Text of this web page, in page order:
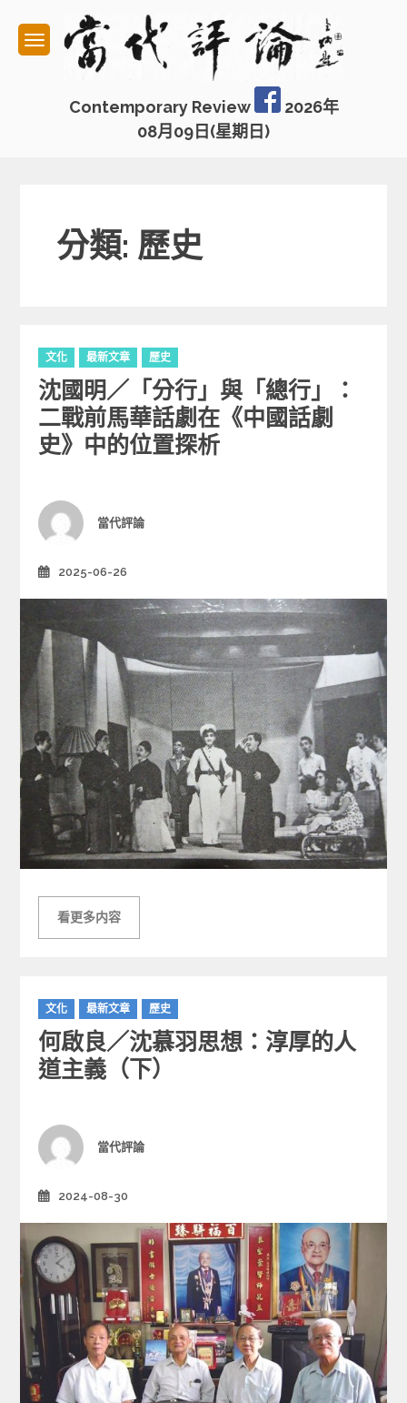
content
Contemporary Review
2026年
08月09日(星期日)
分類: 歷史
C
a
t
e
g
o
e
s
文化 最新文章 歷史
沈國明／「分行」與「總行」：
二戰前馬華話劇在《中國話劇
史》中的位置探析
Author
當代評論
2025-06-26
看更多内容
C
a
t
e
g
i
e
文化 最新文章 歷史
何啟良／沈慕羽思想：淳厚的人
道主義（下）
Author
當代評論
2024-08-30